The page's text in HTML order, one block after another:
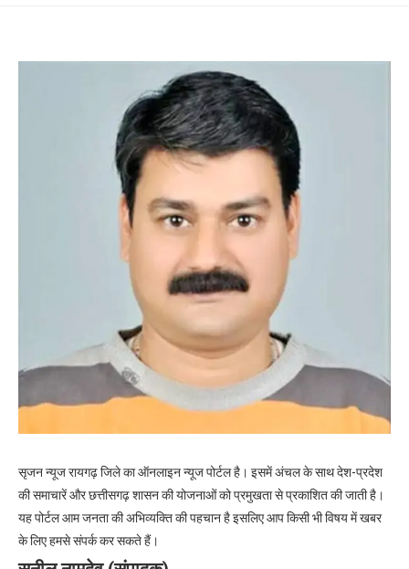
सृजन न्यूज रायगढ़ जिले का ऑनलाइन न्यूज पोर्टल है। इसमें अंचल के साथ देश-प्रदेश
की समाचारें और छत्तीसगढ़ शासन की योजनाओं को प्रमुखता से प्रकाशित की जाती है।
यह पोर्टल आम जनता की अभिव्यक्ति की पहचान है इसलिए आप किसी भी विषय में खबर
के लिए हमसे संपर्क कर सकते हैं।